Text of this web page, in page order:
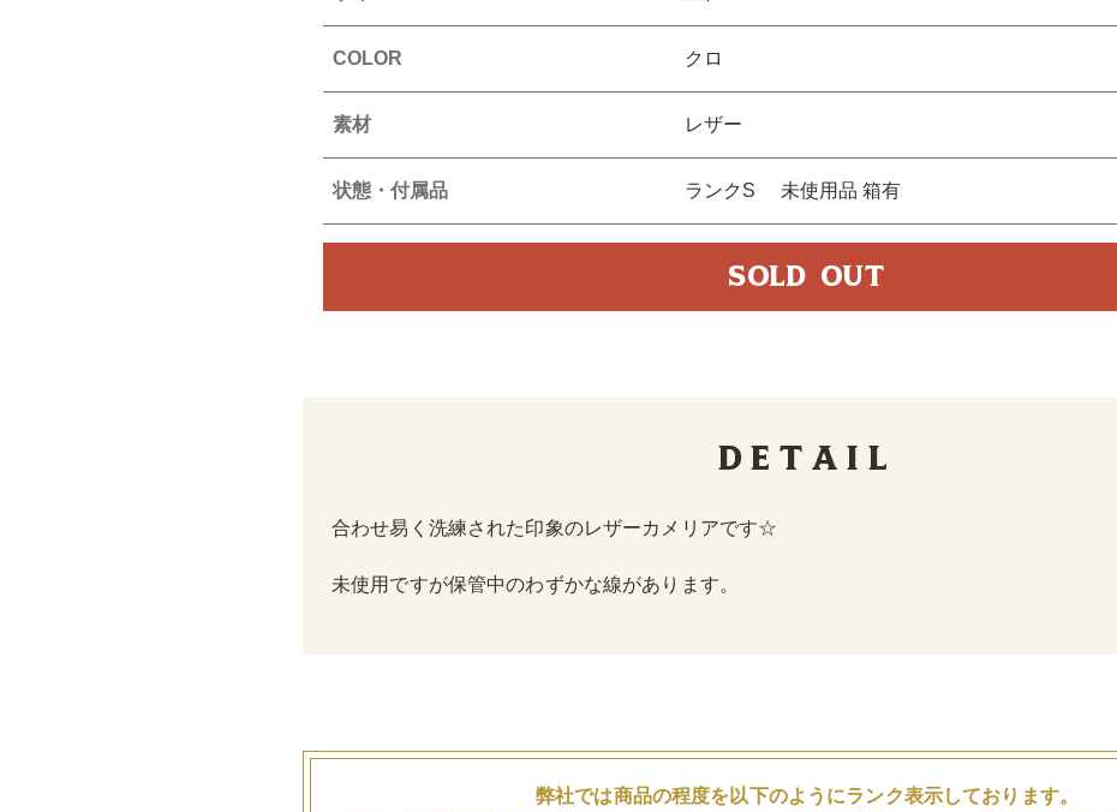
COLOR クロ
素材 レザー
状態・付属品 ランクS 未使用品 箱有
SOLD OUT
Detail
合わせ易く洗練された印象のレザーカメリアです☆
未使用ですが保管中のわずかな線があります。
弊社では商品の程度を以下のようにランク表示しております。